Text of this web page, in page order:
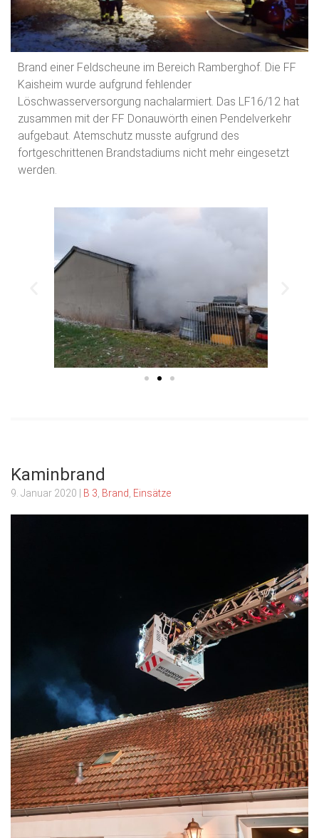
Brand einer Feldscheune im Bereich Ramberghof. Die FF
Kaisheim wurde aufgrund fehlender
Löschwasserversorgung nachalarmiert. Das LF16/12 hat
zusammen mit der FF Donauwörth einen Pendelverkehr
aufgebaut. Atemschutz musste aufgrund des
fortgeschrittenen Brandstadiums nicht mehr eingesetzt
werden.
Kaminbrand
9. Januar 2020 B 3 Brand Einsätze